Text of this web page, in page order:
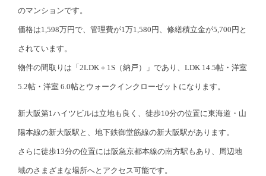
のマンションです。
価格は1,598万円で、管理費が1万1,580円、修繕積立金が5,700円と
されています。
物件の間取りは「2LDK＋1S（納戸）」であり、LDK 14.5帖・洋室
5.2帖・洋室 6.0帖とウォークインクローゼット に なります。
新大阪第1ハイツビルは立地も良く、徒歩10分の位置に東海道・山
陽本線の新大阪駅と、地下鉄御堂筋線の新大阪駅があります。
さらに徒歩13分の位置には阪急京都本線の南方駅もあり、周辺地
域のさまざまな場所へとアクセス可能です。